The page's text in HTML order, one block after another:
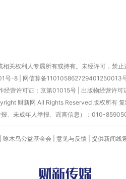
关权利人专属所有或持有。未经许可，禁止
号-8 网信算备110105862729401250013
经营许可证：京第01015号| 出版物经营许
财新网 All Rights Reserved 版权所有 复
报、未成年人举报、谣言信息）：010-
啄木鸟公益基金会 意见与反馈 提供新闻线